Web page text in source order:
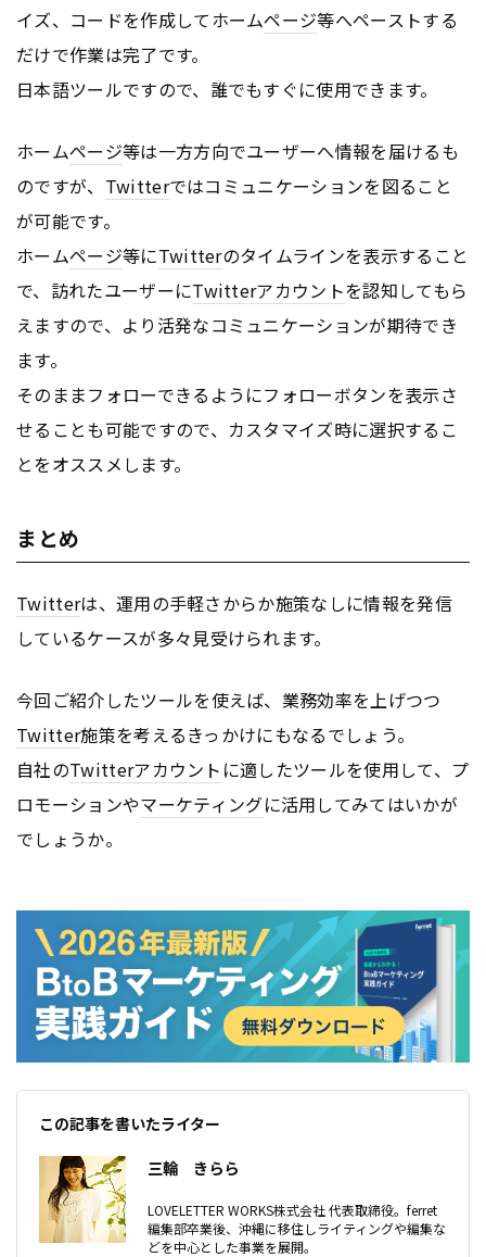
イズ、コードを作成してホームページ等へペーストする
だけで作業は完了です。
日本語ツールですので、誰でもすぐに使用できます。
ホームページ等は一方方向でユーザーへ情報を届けるも
のですが、 Twitterではコミュニケーションを図ること
が可能です。
ホームページ等にTwitterのタイムラインを表示すること
で、訪れたユーザーにTwitterアカウントを認知してもら
えますので、より活発なコミュニケーションが期待でき
ます。
そのままフォローできるようにフォローボタンを表示さ
せることも可能ですので、カスタマイズ時に選択するこ
とをオススメします。
まとめ
Twitterは、運用の手軽さからか施策なしに情報を発信
しているケースが多々見受けられます。
今回ご紹介したツールを使えば、業務効率を上げつつ
Twitter施策を考えるきっかけにもなるでしょう。
自社のTwitterアカウント に適したツールを使用して、プ
ロモーションやマーケティングに活用してみてはいかが
でしょうか。
この記事を書いたライター
三輪 きらら
LOVELETTER WORKS株式会社 代表取締役。ferret
編集部卒業後、沖縄に移住しライティングや編集な
どを中心とした事業を展開。